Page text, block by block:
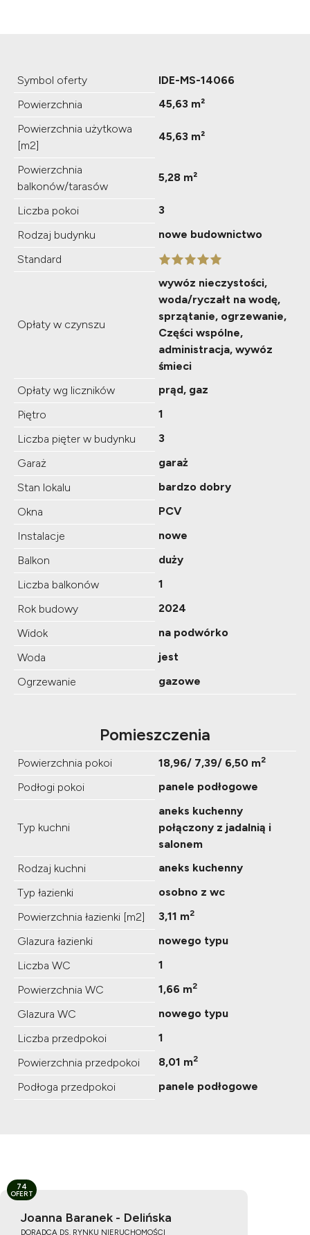
Symbol oferty
IDE-MS-14066
Powierzchnia
45,63 m²
Powierzchnia użytkowa
[m2]
45,63 m²
Powierzchnia
balkonów/tarasów
5,28 m²
Liczba pokoi
3
Rodzaj budynku
nowe budownictwo
Standard
Opłaty w czynszu
wywóz nieczystości,
woda/ryczałt na wodę,
sprzątanie, ogrzewanie,
Części wspólne,
administracja, wywóz
śmieci
Opłaty wg liczników
prąd, gaz
Piętro
1
Liczba pięter w budynku
3
Garaż
garaż
Stan lokalu
bardzo dobry
Okna
PCV
Instalacje
nowe
Balkon
duży
Liczba balkonów
1
Rok budowy
2024
Widok
na podwórko
Woda
jest
Ogrzewanie
gazowe
Pomieszczenia
Powierzchnia pokoi 18,96/ 7,39/ 6,50 m2
Podłogi pokoi panele podłogowe
Typ kuchni
aneks kuchenny
połączony z jadalnią i
salonem
Rodzaj kuchni
aneks kuchenny
Typ łazienki
osobno z wc
Powierzchnia łazienki [m2]
3,11 m2
Glazura łazienki
nowego typu
Liczba WC
1
Powierzchnia WC
1,66 m2
Glazura WC
nowego typu
Liczba przedpokoi
1
Powierzchnia przedpokoi
8,01 m2
Podłoga przedpokoi panele podłogowe
Joanna Baranek - Delińska
DORADCA DS. RYNKU NIERUCHOMOŚCI
74
OFERT